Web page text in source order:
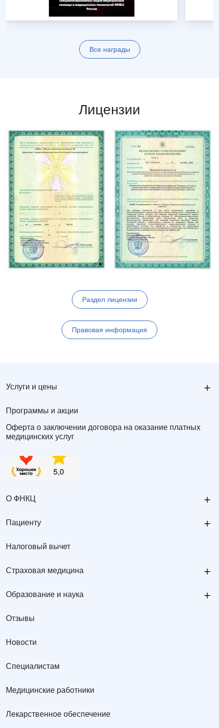
Все награды
Лицензии
Раздел лицензии
Правовая информация
Услуги и цены +
Программы и акции
Оферта о заключении договора на оказание платных
медицинских услуг
О ФНКЦ +
Пациенту +
Налоговый вычет
Страховая медицина +
Образование и наука +
Отзывы
Новости
Специалистам
Медицинские работники
Лекарственное обеспечение